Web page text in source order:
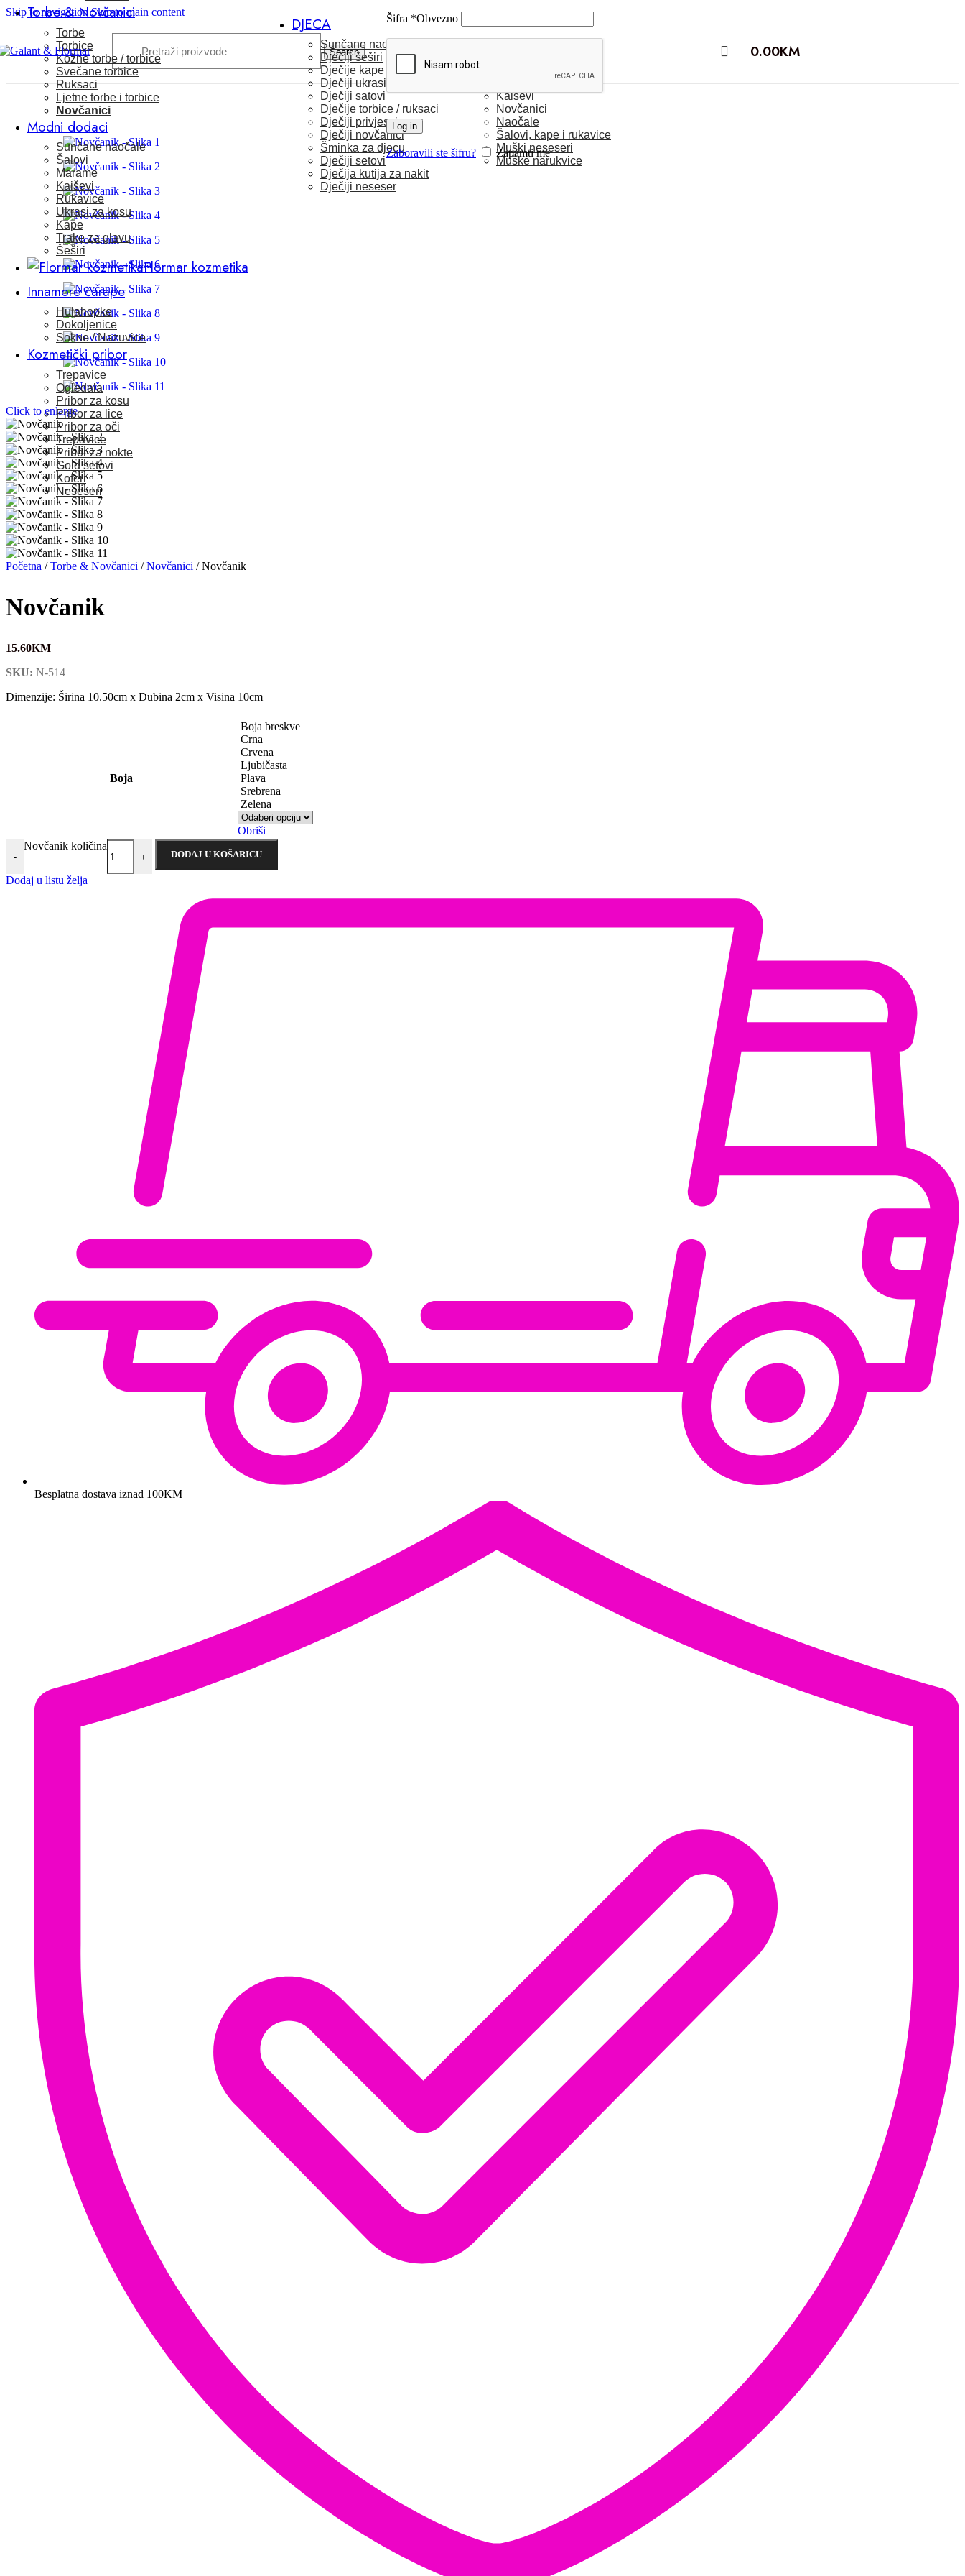
Skip to navigationSkip to main content
Search
Šifra *Obvezno
Log in
Zaboravili ste šifru? Zapamti me
0.00KM
Torbe & Novčanici
Torbe
Torbice
Kožne torbe / torbice
Svečane torbice
Ruksaci
Ljetne torbe i torbice
Novčanici
Modni dodaci
Sunčane naočale
Šalovi
Marame
Kaiševi
Rukavice
Ukrasi za kosu
Kape
Trake za glavu
Šeširi
Flormar kozmetika
Innamore čarape
Hulahopke
Dokoljenice
Sokne / Nazuvice
Kozmetički pribor
Trepavice
Ogledala
Pribor za kosu
Pribor za lice
Pribor za oči
Trepavice
Pribor za nokte
Gold setovi
Koferi
Neseseri
DJECA
Sunčane naočale
Dječiji šeširi
Dječije kape / rukavice
Dječiji ukrasi za kosu
Dječiji satovi
Dječije torbice / ruksaci
Dječiji privjesci
Dječiji novčanici
Šminka za djecu
Dječiji setovi
Dječija kutija za nakit
Dječiji neseser
Kaiševi
Novčanici
Naočale
Šalovi, kape i rukavice
Muški neseseri
Muške narukvice
Click to enlarge
Početna / Torbe & Novčanici / Novčanici / Novčanik
Novčanik
15.60KM
SKU: N-514
Dimenzije: Širina 10.50cm x Dubina 2cm x Visina 10cm
Boja
Boja breskve
Crna
Crvena
Ljubičasta
Plava
Srebrena
Zelena
Obriši
-
Novčanik količina
+ DODAJ U KOŠARICU
Dodaj u listu želja
Besplatna dostava iznad 100KM